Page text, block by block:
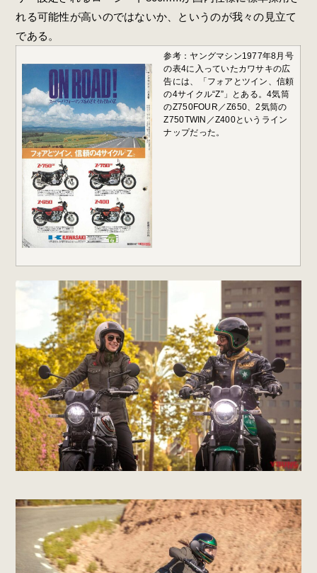
れる可能性が高いのではないか、というのが我々の見立て
である。
参考：ヤングマシン1977年8月号
の表4に入っていたカワサキの広
告には、「フォアとツイン、信頼
の4サイクル“Z”」とある。4気筒
のZ750FOUR／Z650、2気筒の
Z750TWIN／Z400というライン
ナップだった。